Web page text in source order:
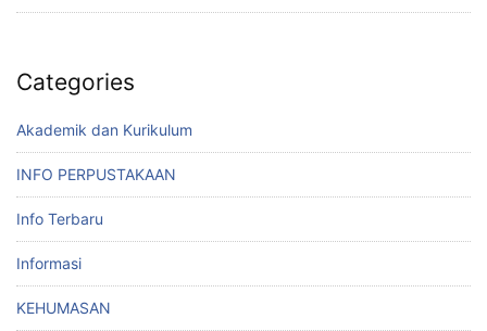
Categories
Akademik dan Kurikulum
INFO PERPUSTAKAAN
Info Terbaru
Informasi
KEHUMASAN